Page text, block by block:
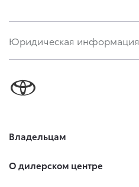
Юридическая информация
Владельцам
О дилерском центре